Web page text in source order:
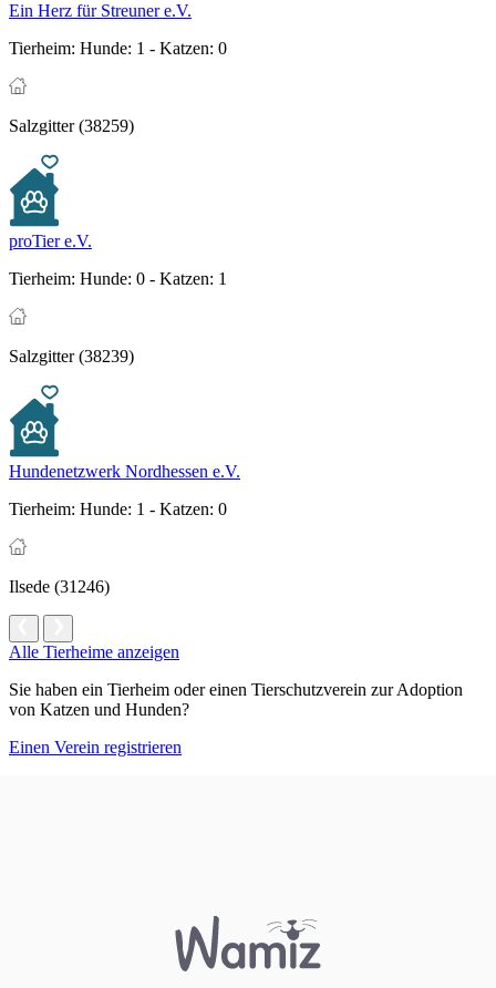
Ein Herz für Streuner e.V.
Tierheim: Hunde: 1 - Katzen: 0
Salzgitter (38259)
proTier e.V.
Tierheim: Hunde: 0 - Katzen: 1
Salzgitter (38239)
Hundenetzwerk Nordhessen e.V.
Tierheim: Hunde: 1 - Katzen: 0
Ilsede (31246)
Alle Tierheime anzeigen
Sie haben ein Tierheim oder einen Tierschutzverein zur Adoption
von Katzen und Hunden?
Einen Verein registrieren